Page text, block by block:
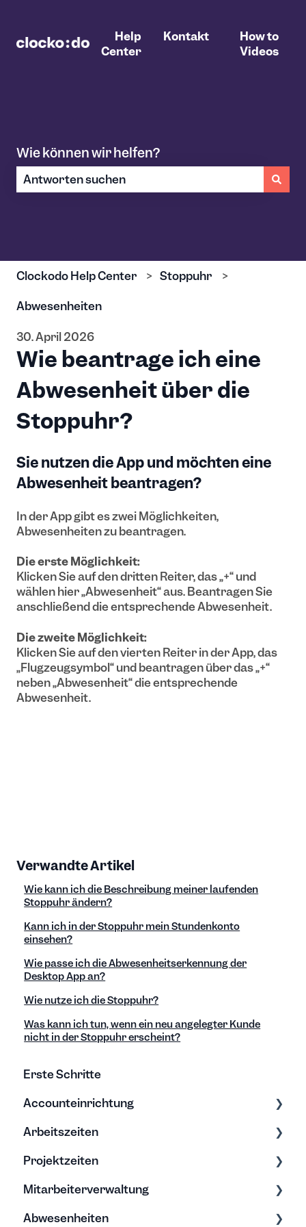
Help
Center
Kontakt
How to
Videos
Wie können wir helfen?
Clockodo Help Center Stoppuhr
Abwesenheiten
30. April 2026
Wie beantrage ich eine
Abwesenheit über die
Stoppuhr?
Sie nutzen die App und möchten eine
Abwesenheit beantragen?
In der App gibt es zwei Möglichkeiten,
Abwesenheiten zu beantragen.
Die erste Möglichkeit:
Klicken Sie auf den dritten Reiter, das „+“ und
wählen hier „Abwesenheit“ aus. Beantragen Sie
anschließend die entsprechende Abwesenheit.
Die zweite Möglichkeit:
Klicken Sie auf den vierten Reiter in der App, das
„Flugzeugsymbol“ und beantragen über das „+“
neben „Abwesenheit“ die entsprechende
Abwesenheit.
Verwandte Artikel
Wie kann ich die Beschreibung meiner laufenden
Stoppuhr ändern?
Kann ich in der Stoppuhr mein Stundenkonto
einsehen?
Wie passe ich die Abwesenheitserkennung der
Desktop App an?
Wie nutze ich die Stoppuhr?
Was kann ich tun, wenn ein neu angelegter Kunde
nicht in der Stoppuhr erscheint?
Erste Schritte
Accounteinrichtung
Einstellungen
Export/Import & Backups
Hilfe & Tipps
Arbeitszeiten
Zeiten erfassen
Zeiten bearbeiten
Projektzeiten
Erfassung & Bearbeitung
Projektberichte
Mitarbeiterverwaltung
Bearbeitung & Archivierung
Abwesenheiten